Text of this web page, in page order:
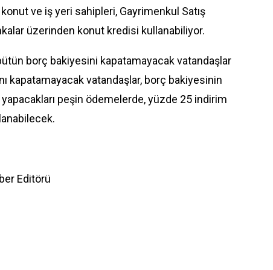
ve iş yeri sahipleri, Gayrimenkul Satış
üzerinden konut kredisi kullanabiliyor.
borç bakiyesini kapatamayacak vatandaşlar
kapatamayacak vatandaşlar, borç bakiyesinin
peşin ödemelerde, yüzde 25 indirim
Editörü